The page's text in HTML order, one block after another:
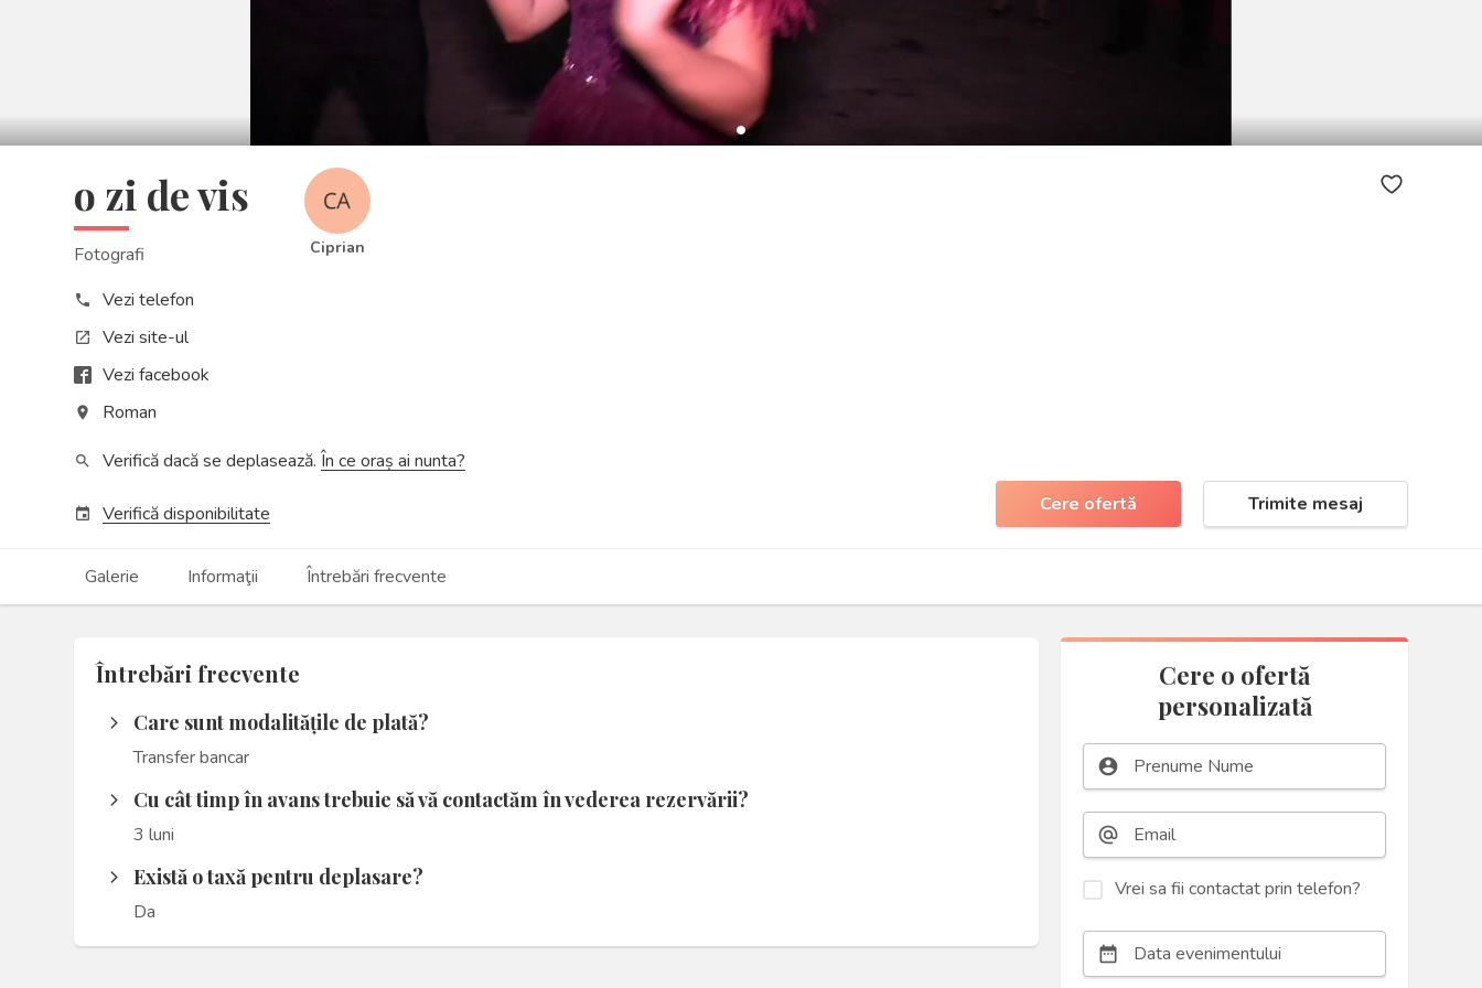
Play Mute
Enter
o zi de vis
Fotografi Ciprian
phone Vezi telefon
open_in_new
Vezi site-ul
Vezi facebook
place Roman
search Verifică dacă se deplasează. În ce oraș ai nunta?
event Verifică disponibilitate Cere ofertă Trimite mesaj
Galerie Informaţii Întrebări frecvente
Întrebări frecvente
arrow_forward_ios Care sunt modalitățile de plată?
Transfer bancar
arrow_forward_ios Cu cât timp în avans trebuie să vă contactăm în vederea rezervării?
3 luni
arrow_forward_ios Există o taxă pentru deplasare?
Da
Cere o ofertă
personalizată
account_circle
alternate_email
Vrei sa fii contactat prin telefon?
date_range